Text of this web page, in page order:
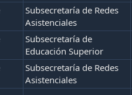
Subsecretaría de Redes
Asistenciales
Subsecretaría de
Educación Superior
Subsecretaría de Redes
Asistenciales